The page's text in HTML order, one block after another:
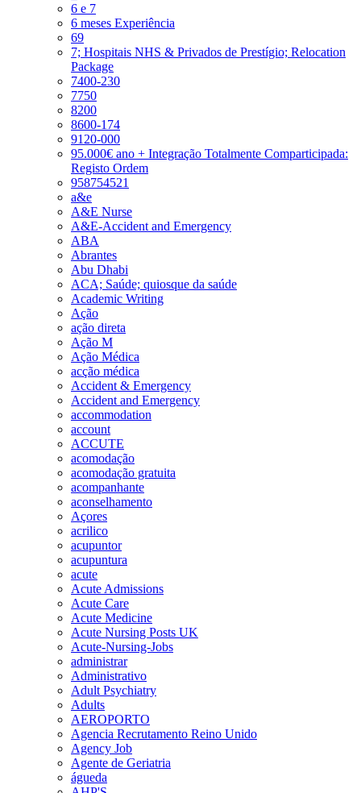
6 e 7
6 meses Experiência
69
7; Hospitais NHS & Privados de Prestígio; Relocation
Package
7400-230
7750
8200
8600-174
9120-000
95.000€ ano + Integração Totalmente Comparticipada:
Registo Ordem
958754521
a&e
A&E Nurse
A&E-Accident and Emergency
ABA
Abrantes
Abu Dhabi
ACA; Saúde; quiosque da saúde
Academic Writing
Ação
ação direta
Ação M
Ação Médica
acção médica
Accident & Emergency
Accident and Emergency
accommodation
account
ACCUTE
acomodação
acomodação gratuita
acompanhante
aconselhamento
Açores
acrilico
acupuntor
acupuntura
acute
Acute Admissions
Acute Care
Acute Medicine
Acute Nursing Posts UK
Acute-Nursing-Jobs
administrar
Administrativo
Adult Psychiatry
Adults
AEROPORTO
Agencia Recrutamento Reino Unido
Agency Job
Agente de Geriatria
águeda